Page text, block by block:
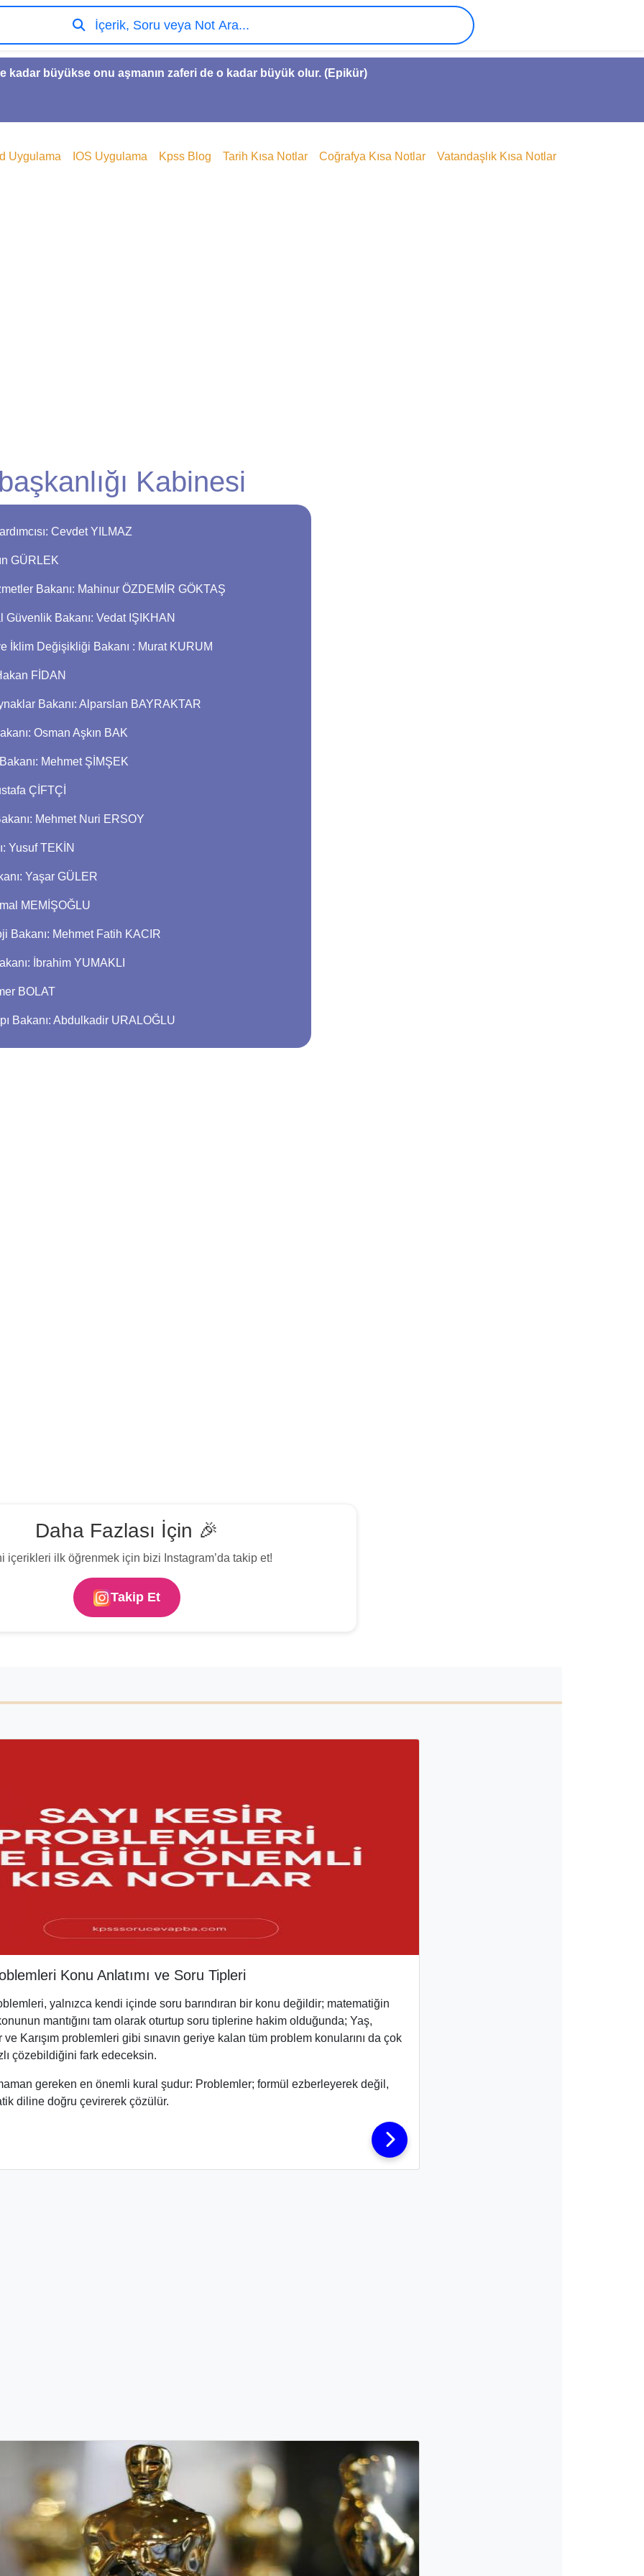
kadar büyükse onu aşmanın zaferi de o kadar büyük olur. (Epikür)
İçerik, Soru veya Not Ara...
Uygulama IOS Uygulama Kpss Blog Tarih Kısa Notlar Coğrafya Kısa Notlar Vatandaşlık Kısa Notlar
Kabinesi
Cevdet YILMAZ
GÜRLEK
Bakanı: Mahinur ÖZDEMİR GÖKTAŞ
Güvenlik Bakanı: Vedat IŞIKHAN
İklim Değişikliği Bakanı : Murat KURUM
FİDAN
Bakanı: Alparslan BAYRAKTAR
Osman Aşkın BAK
Mehmet ŞİMŞEK
ÇİFTÇİ
Mehmet Nuri ERSOY
Yusuf TEKİN
Yaşar GÜLER
MEMİŞOĞLU
Bakanı: Mehmet Fatih KACIR
İbrahim YUMAKLI
BOLAT
Bakanı: Abdulkadir URALOĞLU
Daha Fazlası İçin 🎉
içerikleri ilk öğrenmek için bizi Instagram’da takip et!
Takip Et
Konu Anlatımı ve Soru Tipleri
yalnızca kendi içinde soru barındıran bir konu değildir; matematiğin
mantığını tam olarak oturtup soru tiplerine hakim olduğunda; Yaş,
Karışım problemleri gibi sınavın geriye kalan tüm problem konularını da çok
çözebildiğini fark edeceksin.
gereken en önemli kural şudur: Problemler; formül ezberleyerek değil,
diline doğru çevirerek çözülür.